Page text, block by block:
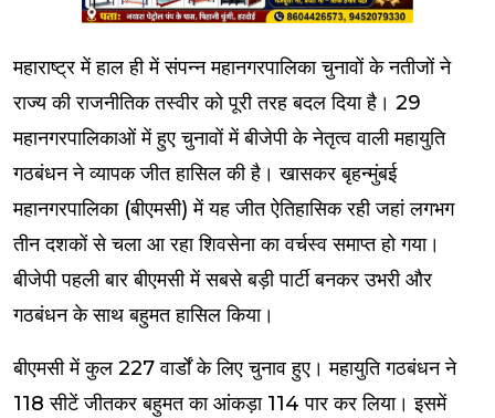
महाराष्ट्र में हाल ही में संपन्न महानगरपालिका चुनावों के नतीजों ने
राज्य की राजनीतिक तस्वीर को पूरी तरह बदल दिया है। 29
महानगरपालिकाओं में हुए चुनावों में बीजेपी के नेतृत्व वाली महायुति
गठबंधन ने व्यापक जीत हासिल की है। खासकर बृहन्मुंबई
महानगरपालिका (बीएमसी) में यह जीत ऐतिहासिक रही जहां लगभग
तीन दशकों से चला आ रहा शिवसेना का वर्चस्व समाप्त हो गया।
बीजेपी पहली बार बीएमसी में सबसे बड़ी पार्टी बनकर उभरी और
गठबंधन के साथ बहुमत हासिल किया।
बीएमसी में कुल 227 वार्डों के लिए चुनाव हुए। महायुति गठबंधन ने
118 सीटें जीतकर बहुमत का आंकड़ा 114 पार कर लिया। इसमें